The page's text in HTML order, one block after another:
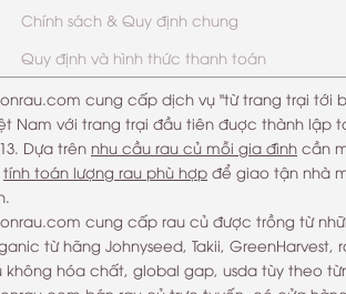
Chính sách & Quy định chung
Quy định và hình thức thanh toán
cung cấp dịch vụ "từ trang trại tới
Nam với trang trại đầu tiên đuợc thành lập
Dựa trên nhu cầu rau củ mỗi gia đình cần
tính toán lượng rau phù hợp để giao tận nhà
cung cấp rau củ được trồng từ
từ hãng Johnyseed, Takii, GreenHarvest,
không hóa chất, global gap, usda tùy theo